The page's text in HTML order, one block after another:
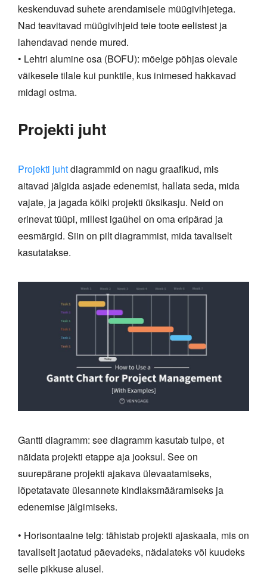
keskenduvad suhete arendamisele müügivihjetega.
Nad teavitavad müügivihjeid teie toote eelistest ja
lahendavad nende mured.
• Lehtri alumine osa (BOFU): mõelge põhjas olevale
väikesele tilale kui punktile, kus inimesed hakkavad
midagi ostma.
Projekti juht
Projekti juhtdiagrammid on nagu graafikud, mis
aitavad jälgida asjade edenemist, hallata seda, mida
vajate, ja jagada kõiki projekti üksikasju. Neid on
erinevat tüüpi, millest igaühel on oma eripärad ja
eesmärgid. Siin on pilt diagrammist, mida tavaliselt
kasutatakse.
Gantti diagramm: see diagramm kasutab tulpe, et
näidata projekti etappe aja jooksul. See on
suurepärane projekti ajakava ülevaatamiseks,
lõpetatavate ülesannete kindlaksmääramiseks ja
edenemise jälgimiseks.
• Horisontaalne telg: tähistab projekti ajaskaala, mis on
tavaliselt jaotatud päevadeks, nädalateks või kuudeks
selle pikkuse alusel.